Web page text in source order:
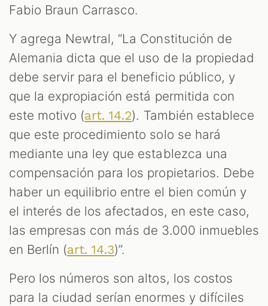
Fabio Braun Carrasco.
Y agrega Newtral, “La Constitución de
Alemania dicta que el uso de la propiedad
debe servir para el beneficio público, y
que la expropiación está permitida con
este motivo (art. 14.2). También establece
que este procedimiento solo se hará
mediante una ley que establezca una
compensación para los propietarios. Debe
haber un equilibrio entre el bien común y
el interés de los afectados, en este caso,
las empresas con más de 3.000 inmuebles
en Berlín (art. 14.3)”.
Pero los números son altos, los costos
para la ciudad serían enormes y difíciles